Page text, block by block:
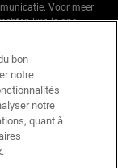
Voor meer
kun je ons
Niet cumuleerbaar
met «
te gebruiken per
en de
bon
notre
notre
quant à